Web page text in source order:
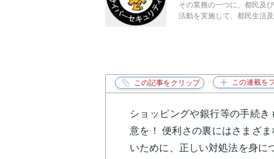
その業務の一つに、都民及
活動を実施して、都民生活
ショッピングや銀行等の手続
意を！ 便利さの裏にはさまざ
いために、正しい対処法を身に